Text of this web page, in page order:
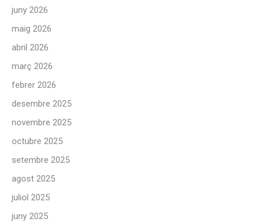
juny 2026
maig 2026
abril 2026
març 2026
febrer 2026
desembre 2025
novembre 2025
octubre 2025
setembre 2025
agost 2025
juliol 2025
juny 2025